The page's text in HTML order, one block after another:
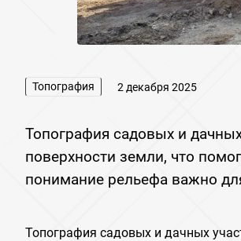
Топография 2 декабря 2025
Топография садовых и
поверхности земли, что
понимание рельефа важно
Топография садовых и дачных